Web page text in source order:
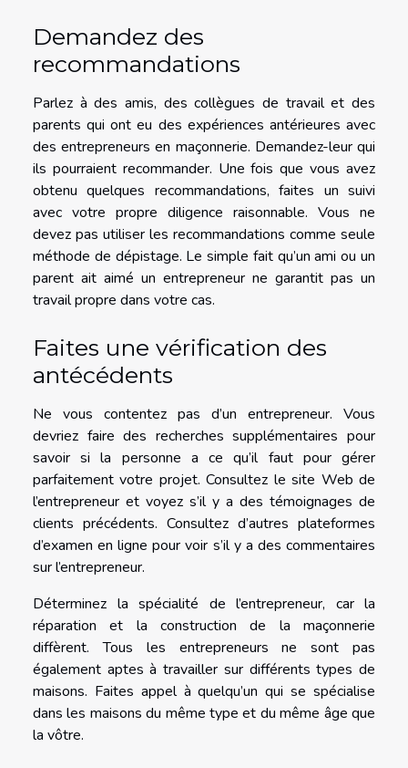
Demandez des
recommandations
Parlez à des amis, des collègues de travail et des
parents qui ont eu des expériences antérieures avec
des entrepreneurs en maçonnerie. Demandez-leur qui
ils pourraient recommander. Une fois que vous avez
obtenu quelques recommandations, faites un suivi
avec votre propre diligence raisonnable. Vous ne
devez pas utiliser les recommandations comme seule
méthode de dépistage. Le simple fait qu’un ami ou un
parent ait aimé un entrepreneur ne garantit pas un
travail propre dans votre cas.
Faites une vérification des
antécédents
Ne vous contentez pas d’un entrepreneur. Vous
devriez faire des recherches supplémentaires pour
savoir si la personne a ce qu’il faut pour gérer
parfaitement votre projet. Consultez le site Web de
l’entrepreneur et voyez s’il y a des témoignages de
clients précédents. Consultez d’autres plateformes
d’examen en ligne pour voir s’il y a des commentaires
sur l’entrepreneur.
Déterminez la spécialité de l’entrepreneur, car la
réparation et la construction de la maçonnerie
diffèrent. Tous les entrepreneurs ne sont pas
également aptes à travailler sur différents types de
maisons. Faites appel à quelqu’un qui se spécialise
dans les maisons du même type et du même âge que
la vôtre.